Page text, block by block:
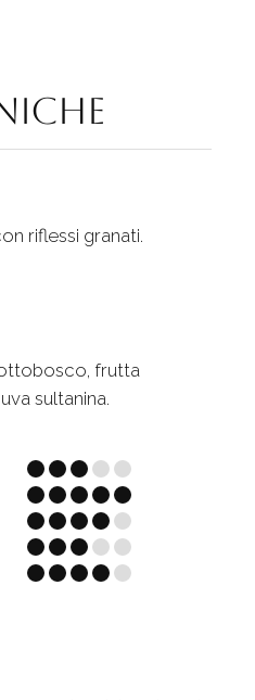
riflessi granati.
frutta
sultanina.